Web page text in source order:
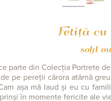
Fetiță cu
sold
parte din Colecția Portrete
pe pereții cărora atârnă
așa mă laud și eu cu
în momente fericite ale